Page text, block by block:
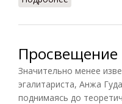
Просвещение
Значительно менее
эгалитариста, Анжа
поднимаясь до